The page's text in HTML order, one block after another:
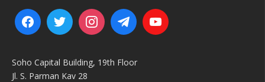
Soho Capital Building, 19th Floor
Jl. S. Parman Kav 28